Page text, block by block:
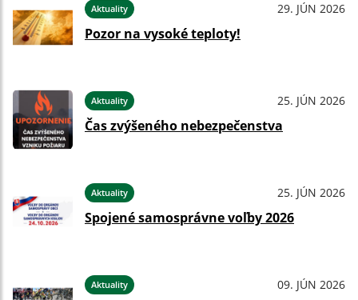
Aktuality 29. JÚN 2026
Pozor na vysoké teploty!
Aktuality 25. JÚN 2026
Čas zvýšeného nebezpečenstva
Aktuality 25. JÚN 2026
Spojené samosprávne voľby 2026
Aktuality 09. JÚN 2026